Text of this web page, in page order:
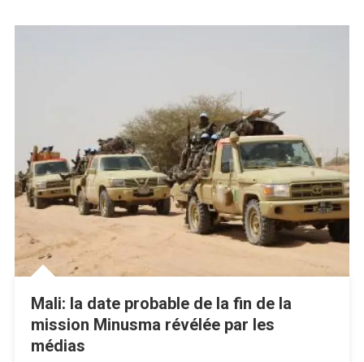
Mali: la date probable de la fin de la
mission Minusma révélée par les
médias